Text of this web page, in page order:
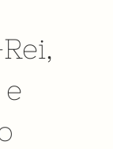
,
e